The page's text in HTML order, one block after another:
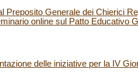
Preposito Generale dei Chierici
online sul Patto Educativo
delle iniziative per la IV